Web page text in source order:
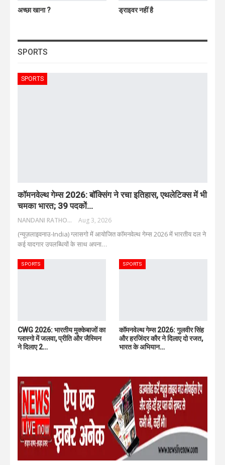
अच्छा खाना ? ड्राइवर नहीं है
SPORTS
SPORTS
कॉमनवेल्थ गेम्स 2026: बॉक्सिंग ने रचा इतिहास, एथलेटिक्स में भी
चमका भारत; 39 पदकों…
NANDANI RATHORE Aug 3, 2026
(न्यूज़लाइवनाउ-India) ग्लासगो में आयोजित कॉमनवेल्थ गेम्स 2026 में भारतीय दल ने
कई यादगार उपलब्धियों के साथ अपना…
SPORTS
CWG 2026: भारतीय मुक्केबाजों का
ग्लास्गो में जलवा, प्रीति और जैस्मिन
ने दिलाए 2…
SPORTS
कॉमनवेल्थ गेम्स 2026: गुलवीर सिंह
और हरजिंदर कौर ने दिलाए दो रजत,
भारत के अभियान…